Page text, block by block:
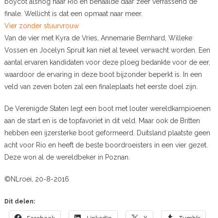
finale. Wellicht is dat een opmaat naar meer.
Vier zonder stuurvrouw
Van de vier met Kyra de Vries, Annemarie Bernhard, Willeke
Vossen en Jocelyn Spruit kan niet al teveel verwacht worden. Een
aantal ervaren kandidaten voor deze ploeg bedankte voor de eer,
waardoor de ervaring in deze boot bijzonder beperkt is. In een
veld van zeven boten zal een finaleplaats het eerste doel zijn.
De Verenigde Staten legt een boot met louter wereldkampioenen
aan de start en is de topfavoriet in dit veld. Maar ook de Britten
hebben een ijzersterke boot geformeerd. Duitsland plaatste geen
acht voor Rio en heeft de beste boordroeisters in een vier gezet.
Deze won al de wereldbeker in Poznan.
©NLroei, 20-8-2016
Dit delen: